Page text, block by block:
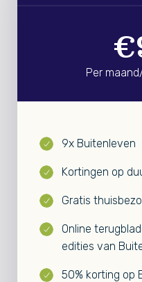
Per
9x Buitenleven
Kortingen op
Gratis
Online
edities van
50% korting op